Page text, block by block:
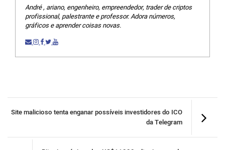
André , ariano, engenheiro, empreendedor, trader de criptos
profissional, palestrante e professor. Adora números,
gráficos e aprender coisas novas.
Site malicioso tenta enganar possíveis investidores do ICO
da Telegram